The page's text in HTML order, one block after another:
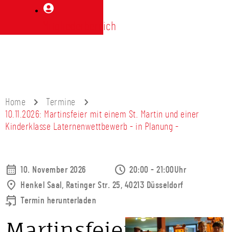
Mitgliederbereich
Home
Termine
10.11.2026: Martinsfeier mit einem St. Martin und einer
Kinderklasse Laternenwettbewerb - in Planung -
10. November 2026
20:00 - 21:00Uhr
Henkel Saal, Ratinger Str. 25, 40213 Düsseldorf
Termin herunterladen